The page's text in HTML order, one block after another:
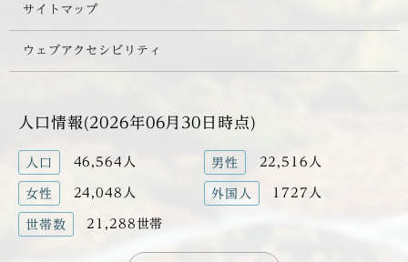
サイトマップ
ウェブアクセシビリティ
人口情報(2026年06月30日時点)
人口 46,564人 男性 22,516人
女性 24,048人 外国人 1727人
世帯数 21,288世帯